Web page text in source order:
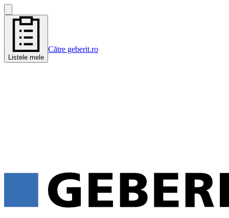
Listele mele
Către geberit.ro